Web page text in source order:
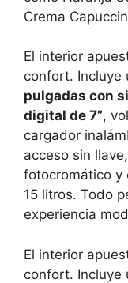
Crema
El interior
confort. Incluye
pulgadas con
digital de 7”,
cargador
acceso sin
fotocromático y
15 litros. Todo
experiencia
El interior
confort. Incluye